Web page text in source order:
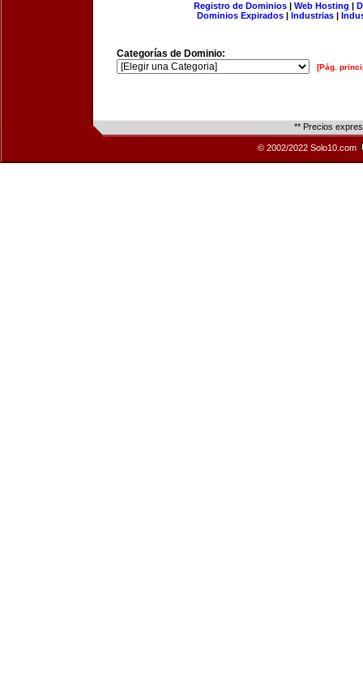
Registro de Dominios| Web Hosting |
Dominios Expirados | Industrias |
Categorías de Dominio:
[Pág.
** Precios
© 2002/2022 Solo10.com